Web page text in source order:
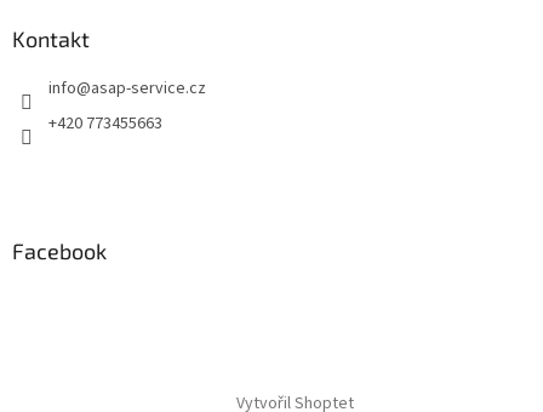
Kontakt
info@asap-service.cz
+420 773455663
Facebook
Vytvořil Shoptet